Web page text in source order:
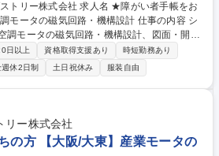
求人名 ★障がい者手帳をお
の磁気回路・機構設計 仕事の内容 シ
調モータの磁気回路・機構設計、図面・開発
。 【具体的には】 ■新規プラ
げまでの一連の開発活動において、シミュレ
・機構設計、試作手配や評価、図面や開発文
ただきます。 ★ご本人の希望も勘案し活躍頂
種 ★障がい者手帳をお
モータの磁気回路・機構設計
日以上 資格取得支援あり
時短勤務あり
週休2日制 土日祝休み 服装自由
リー株式会社
の方 【大阪/大東】産業モータの